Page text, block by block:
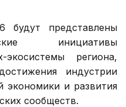
будут представлены
инициативы
региона,
индустрии
и развития
сообществ.